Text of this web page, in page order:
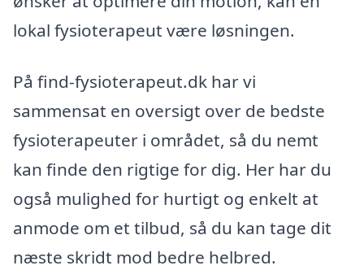
lokal fysioterapeut være løsningen.
På find-fysioterapeut.dk har vi
sammensat en oversigt over de bedste
fysioterapeuter i området, så du nemt
kan finde den rigtige for dig. Her har du
også mulighed for hurtigt og enkelt at
anmode om et tilbud, så du kan tage dit
næste skridt mod bedre helbred.